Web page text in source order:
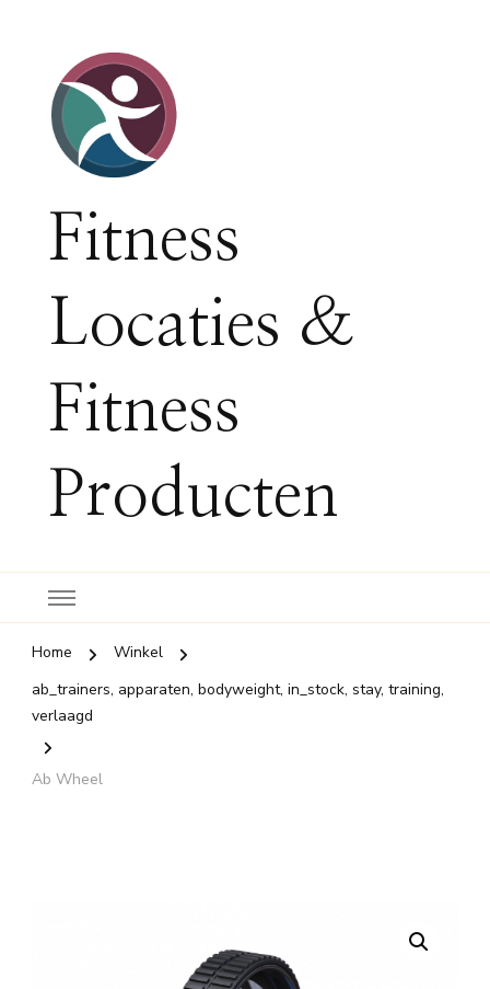
Fitness
Locaties &
Fitness
Producten
Home
Winkel
ab_trainers, apparaten, bodyweight, in_stock, stay, training,
verlaagd
Ab Wheel